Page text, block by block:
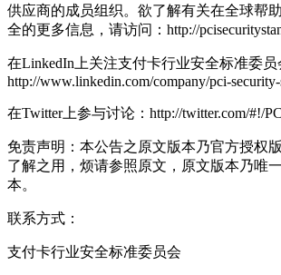
供应商的成员组织。欲了解有关在全球帮
全的更多信息，请访问：http://
在LinkedIn上关注支付卡行业安全标准委员
http://www.linkedin.com/company/pci-security-
在Twitter上参与讨论：http://twitter.com/#!/
免责声明：本公告之原文版本乃官方授权
了解之用，烦请参照原文，原文版本乃唯
本。
联系方式：
支付卡行业安全标准委员会